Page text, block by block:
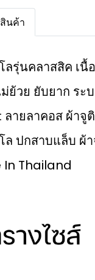
นค้า
ลรุ่นคลาสสิค เ
ย้วย ยับยาก ระ
ลายลาคอส ผ้า
ล ปกสาบแล็บ ผ้
In Thailand